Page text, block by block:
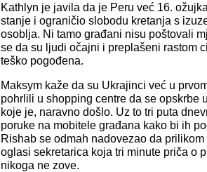
Kathlyn je javila da je Peru već 16.
stanje i ograničio slobodu kretanja s
osoblja. Ni tamo građani nisu poštovali
se da su ljudi očajni i preplašeni rastom
teško pogođena.
Maksym kaže da su Ukrajinci već u
pohrlili u shopping centre da se opskrbe
koje je, naravno došlo. Uz to tri puta
poruke na mobitele građana kako bi ih
Rishab se odmah nadovezao da
oglasi sekretarica koja tri minute priča o
nikoga ne zove.